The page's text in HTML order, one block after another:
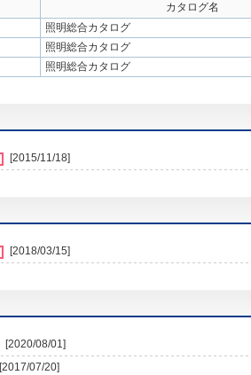
カタログ名
照明総合カタログ
照明総合カタログ
照明総合カタログ
[2015/11/18]
[2018/03/15]
[2020/08/01]
[2017/07/20]